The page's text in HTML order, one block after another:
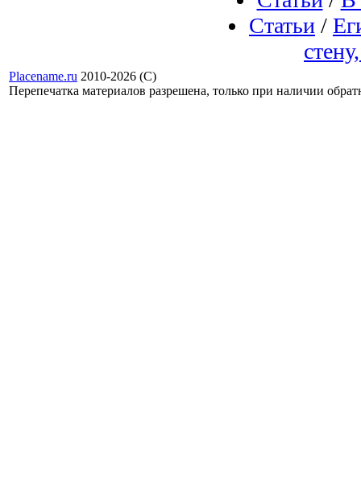
Статьи /
Placename.ru 2010-2026 (С)
Перепечатка материалов разрешена, только при наличии